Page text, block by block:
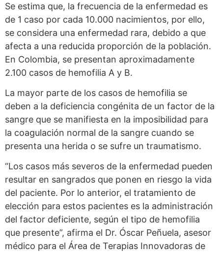
Se estima que, la frecuencia de la enfermedad es
de 1 caso por cada 10.000 nacimientos, por ello,
se considera una enfermedad rara, debido a que
afecta a una reducida proporción de la población.
En Colombia, se presentan aproximadamente
2.100 casos de hemofilia A y B.
La mayor parte de los casos de hemofilia se
deben a la deficiencia congénita de un factor de la
sangre que se manifiesta en la imposibilidad para
la coagulación normal de la sangre cuando se
presenta una herida o se sufre un traumatismo.
“Los casos más severos de la enfermedad pueden
resultar en sangrados que ponen en riesgo la vida
del paciente. Por lo anterior, el tratamiento de
elección para estos pacientes es la administración
del factor deficiente, según el tipo de hemofilia
que presente”, afirma el Dr. Óscar Peñuela, asesor
médico para el Área de Terapias Innovadoras de